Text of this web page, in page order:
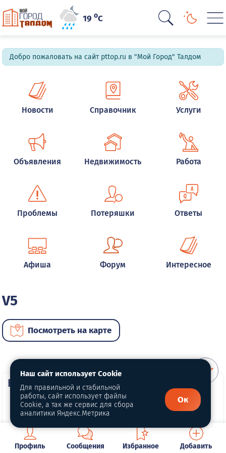
19oC
Добро пожаловать на сайт pttop.ru в "Мой Город" Талдом
Новости Справочник Услуги
Объявления Недвижимость Работа
Проблемы Потеряшки Ответы
Афиша Форум Интересное
V5
Посмотреть на карте
ВИП автомобили
Профиль Сообщения Избранное Добавить
Наш сайт использует Cookie
Для правильной и стабильной
работы, сайт использует файлы
Cookie, а так же сервис для сбора
аналитики Яндекс.Метрика
Ок